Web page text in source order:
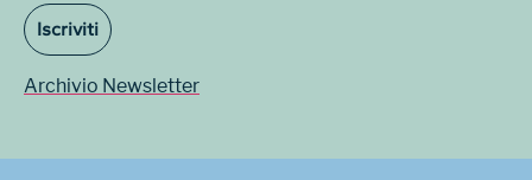
Iscriviti
Archivio Newsletter